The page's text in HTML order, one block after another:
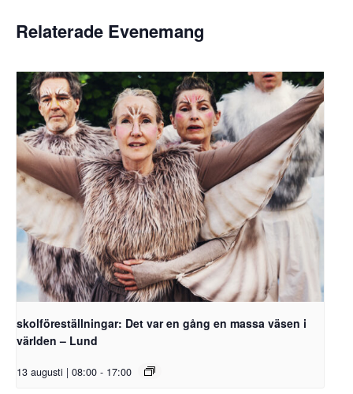
Relaterade Evenemang
skolföreställningar: Det var en gång en massa väsen i
världen – Lund
13 augusti | 08:00 - 17:00